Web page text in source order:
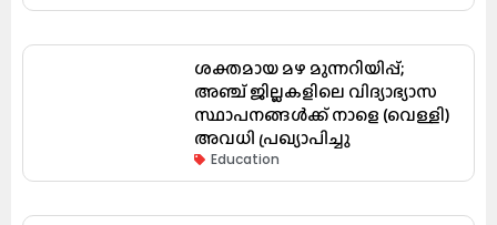
ശക്തമായ മഴ മുന്നറിയിപ്പ്;
അഞ്ച് ജില്ലകളിലെ വിദ്യാഭ്യാസ
സ്ഥാപനങ്ങൾക്ക് നാളെ (വെള്ളി)
അവധി പ്രഖ്യാപിച്ചു
Education